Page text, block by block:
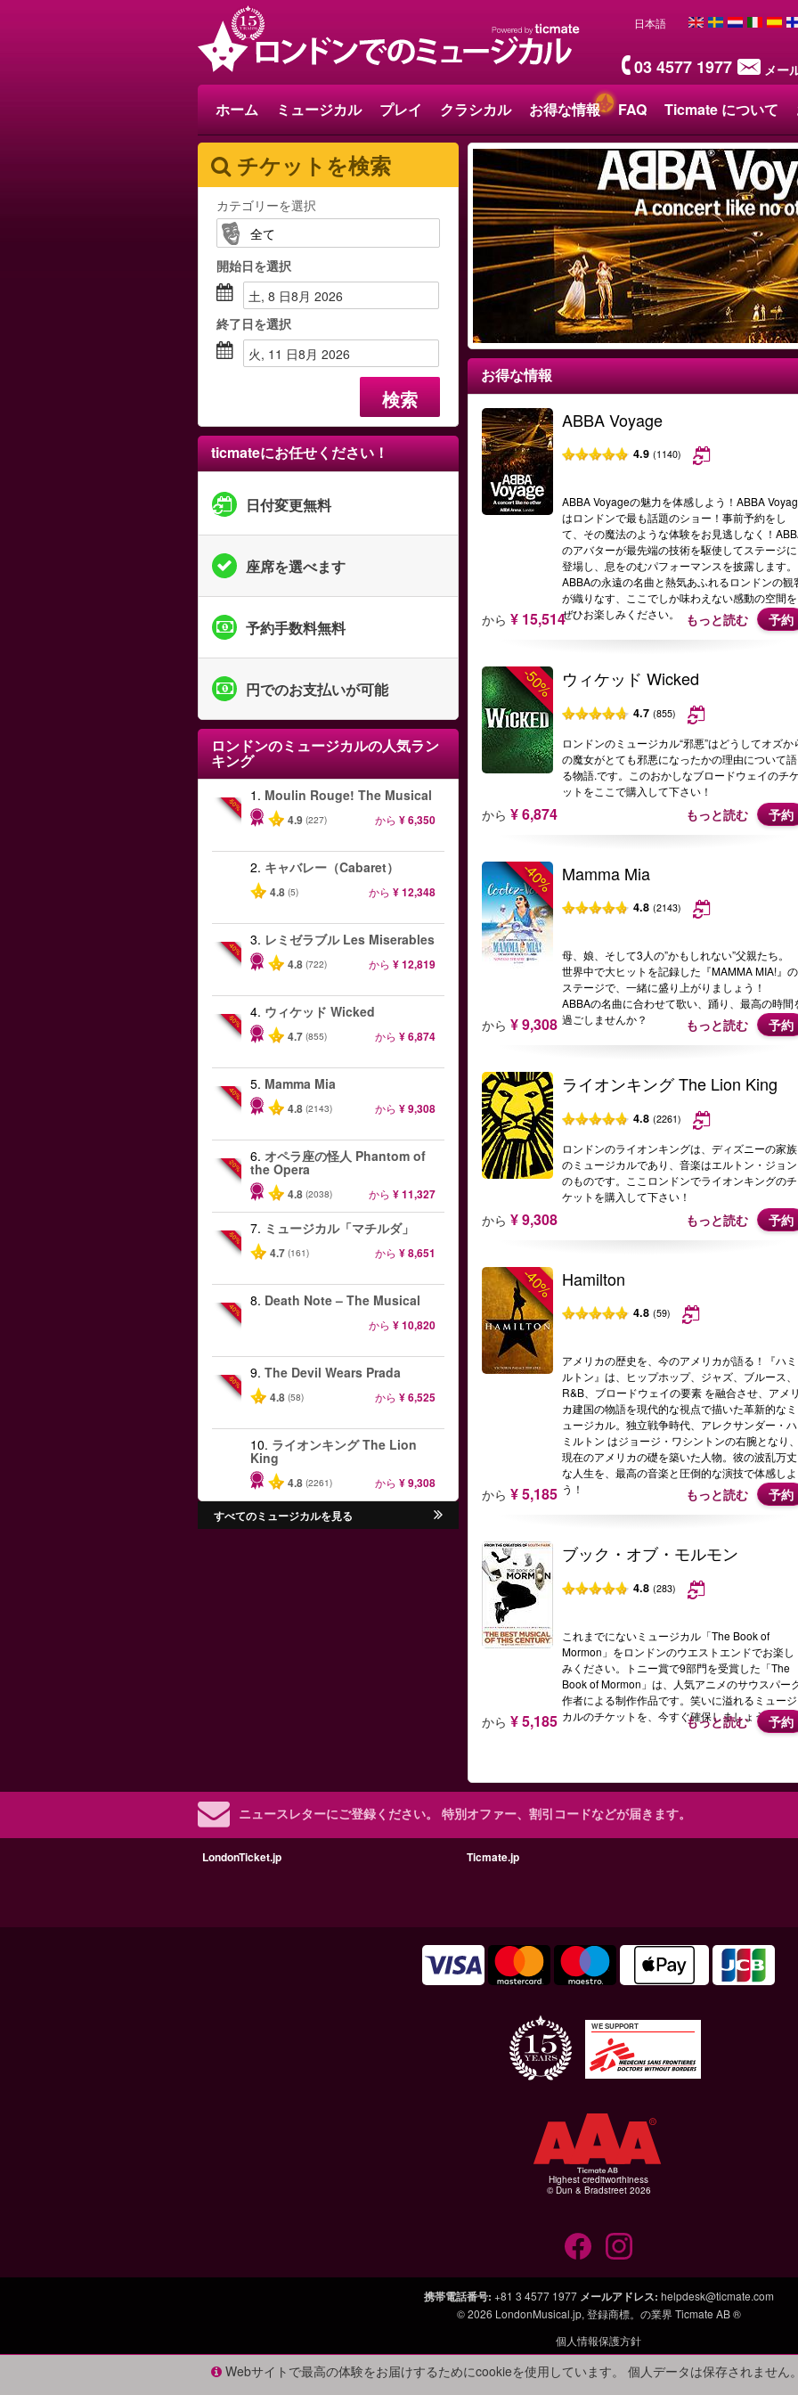
03 4577 1977 メー
日本語
ホーム ミュージカル プレイ クラシカル お得な情報 FAQ Ticmate について
チケットを検索
カテゴリーを選択
開始日を選択
土, 8 日8月 2026
終了日を選択
火, 11 日8月 2026
検索
ticmateにお任せください！
日付変更無料
座席を選べます
予約手数料無料
円でのお支払いが可能
ロンドンのミュージカルの人気ラン
キング
-50%
1. Moulin Rouge! The Musical
4.9 (227) から ¥ 6,350
2. キャバレー（Cabaret）
4.8 (5) から ¥ 12,348
-40%
3. レミゼラブル Les Miserables
4.8 (722) から ¥ 12,819
-50%
4. ウィケッド Wicked
4.7 (855) から ¥ 6,874
-40%
5. Mamma Mia
4.8 (2143) から ¥ 9,308
-20%
6. オペラ座の怪人 Phantom of
the Opera
4.8 (2038) から ¥ 11,327
-50%
7. ミュージカル「マチルダ」
4.7 (161) から ¥ 8,651
-40%
8. Death Note – The Musical
から ¥ 10,820
-50%
9. The Devil Wears Prada
4.8 (58) から ¥ 6,525
10. ライオンキング The Lion
King
4.8 (2261) から ¥ 9,308
すべてのミュージカルを見る
お得な情報
ABBA Voyage
4.9 (1140)
ABBA Voyageの魅力を体感しよう！ABBA
はロンドンで最も話題のショー！事前予約をし
て、その魔法のような体験をお見逃しなく！
のアバターが最先端の技術を駆使してステージに
登場し、息をのむパフォーマンスを披露します。
ABBAの永遠の名曲と熱気あふれるロンドンの観
が織りなす、ここでしか味わえない感動の空間を
ぜひお楽しみください。
から ¥ 15,514 もっと読む 予約
-50% ウィケッド Wicked
4.7 (855)
ロンドンのミュージカル“邪悪”はどうしてオズか
の魔女がとても邪悪になったかの理由について語
る物語.です。このおかしなブロードウェイのチ
ットをここで購入して下さい！
から ¥ 6,874 もっと読む 予約
-40% Mamma Mia
4.8 (2143)
母、娘、そして3人の”かもしれない”父親たち。
世界中で大ヒットを記録した『MAMMA MIA!』の
ステージで、一緒に盛り上がりましょう！
ABBAの名曲に合わせて歌い、踊り、最高の時間
過ごしませんか？
から ¥ 9,308 もっと読む 予約
ライオンキング The Lion King
4.8 (2261)
ロンドンのライオンキングは、ディズニーの家族
のミュージカルであり、音楽はエルトン・ジョン
のものです。ここロンドンでライオンキングのチ
ケットを購入して下さい！
から ¥ 9,308 もっと読む 予約
-40% Hamilton
4.8 (59)
アメリカの歴史を、今のアメリカが語る！『ハミ
ルトン』は、ヒップホップ、ジャズ、ブルース、
R&B、ブロードウェイの要素 を融合させ、アメ
カ建国の物語を現代的な視点で描いた革新的なミ
ュージカル。独立戦争時代、アレクサンダー・ハ
ミルトン はジョージ・ワシントンの右腕となり
現在のアメリカの礎を築いた人物。彼の波乱万丈
な人生を、最高の音楽と圧倒的な演技で体感しよ
う！
から ¥ 5,185 もっと読む 予約
ブック・オブ・モルモン
4.8 (283)
これまでにないミュージカル「The Book of
Mormon」をロンドンのウエストエンドでお楽し
みください。トニー賞で9部門を受賞した「The
Book of Mormon」は、人気アニメのサウスパー
作者による制作作品です。笑いに溢れるミュージ
カルのチケットを、今すぐ確保しましょう！
から ¥ 5,185 もっと読む 予約
ニュースレターにご登録ください。 特別オファー、割引コードなどが届きます。
LondonTicket.jp Ticmate.jp
WE SUPPORT
Highest creditworthiness
© Dun & Bradstreet 2026
携帯電話番号: +81 3 4577 1977 メールアドレス: helpdesk@ticmate.com
© 2026 LondonMusical.jp, 登録商標。の業界Ticmate AB ®
個人情報保護方針
Webサイトで最高の体験をお届けするためにcookieを使用しています。 個人データは保存されません